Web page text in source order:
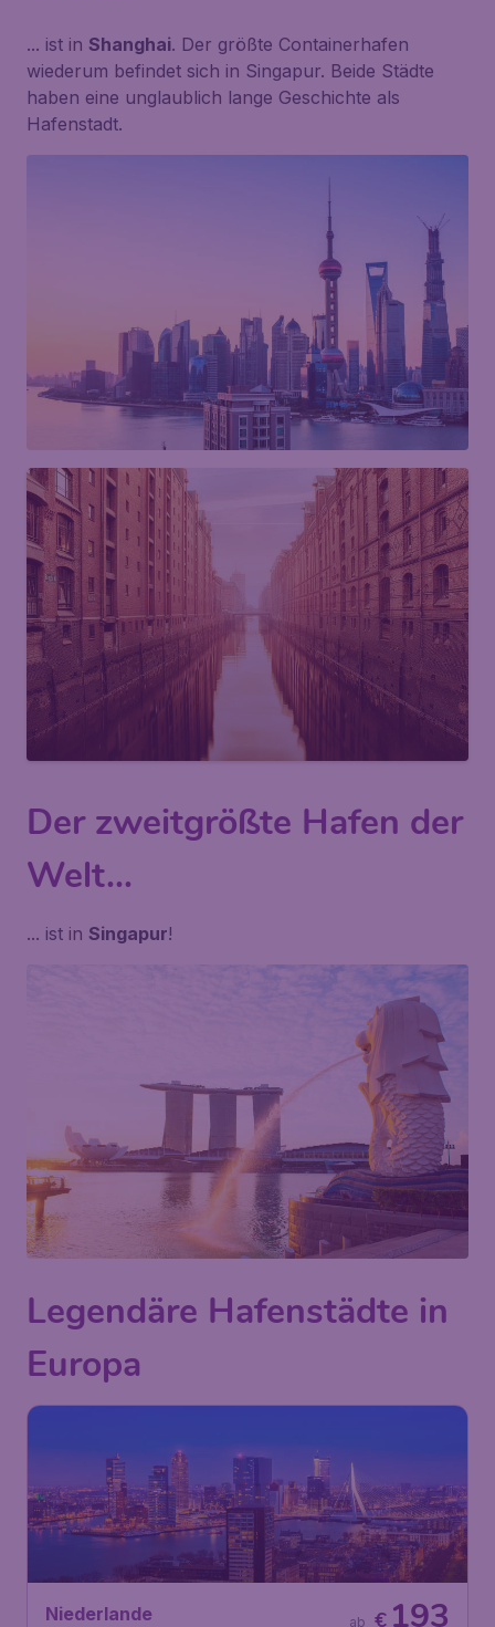
... ist in Shanghai. Der größte Containerhafen
wiederum befindet sich in Singapur. Beide Städte
haben eine unglaublich lange Geschichte als
Hafenstadt.
Der zweitgrößte Hafen der
Welt...
... ist in Singapur!
Legendäre Hafenstädte in
Europa
Niederlande